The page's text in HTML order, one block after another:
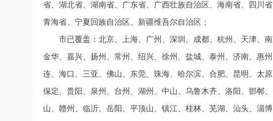
省、湖北省、湖南省、广东省、广西壮族自治区、海南省、四川
青海省、宁夏回族自治区、新疆维吾尔自治区；
市已覆盖：北京、上海、广州、深圳、成都、杭州、天津、
金华、嘉兴、扬州、常州、绍兴、徐州、盐城、泰州、济南、惠
连、海口、三亚、佛山、东莞、珠海、哈尔滨、合肥、昆明、太
保定、贵阳、泉州、台州、湖州、中山、乌鲁木齐、洛阳、邯郸
山、赣州、临沂、岳阳、平顶山、镇江、桂林、芜湖、汕头、淄